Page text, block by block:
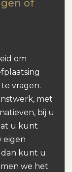
of
om
vragen.
met
bij u
u kunt
eigen
dan kunt u
we het